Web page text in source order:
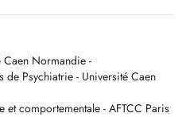
maladie au Luxembourg (CNS,
de prise en charge est la CNS
limité au montant qui nest
Caen Normandie -
Psychiatrie - Université Caen
comportementale - AFTCC Paris